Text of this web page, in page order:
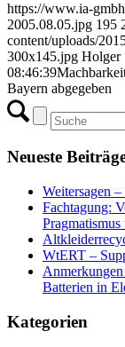
https://www.ia-
2005.08.05.jpg 195
content/uploads/
300x145.jpg Holger
08:46:39
Bayern abgegeben
Neueste
Weitersagen
Fachtagung:
WtERT –
Batterien in
Kategorien